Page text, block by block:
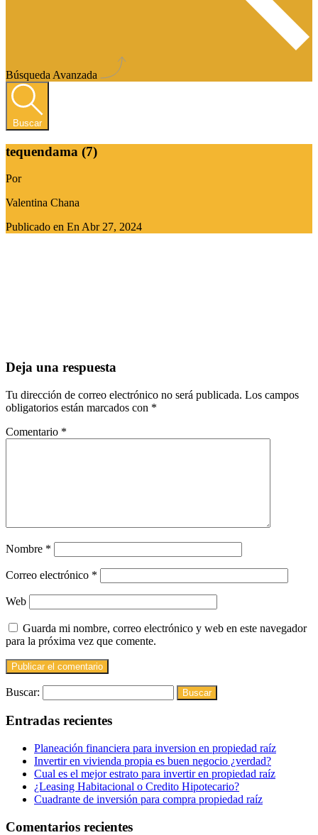
Búsqueda Avanzada
Buscar
tequendama (7)
Por
Valentina Chana
Publicado en En Abr 27, 2024
Deja una respuesta
Tu dirección de correo electrónico no será publicada. Los campos
obligatorios están marcados con *
Comentario *
Nombre *
Correo electrónico *
Web
Guarda mi nombre, correo electrónico y web en este navegador
para la próxima vez que comente.
Buscar:
Entradas recientes
Planeación financiera para inversion en propiedad raíz
Invertir en vivienda propia es buen negocio ¿verdad?
Cual es el mejor estrato para invertir en propiedad raíz
¿Leasing Habitacional o Credito Hipotecario?
Cuadrante de inversión para compra propiedad raíz
Comentarios recientes